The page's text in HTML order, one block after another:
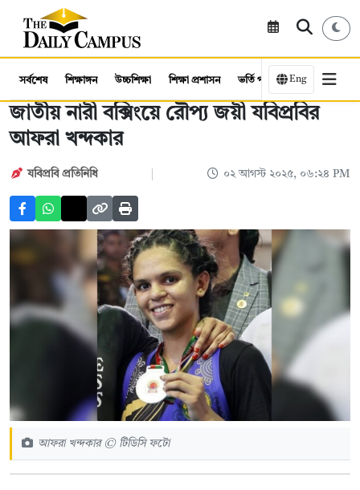
সর্বশেষ শিক্ষাঙ্গন উচ্চশিক্ষা শিক্ষা প্রশাসন ভর্তি পরীক্ষা কর্মসংস্থান
Eng
জাতীয় নারী বক্সিংয়ে রৌপ্য জয়ী যবিপ্রবির
আফরা খন্দকার
যবিপ্রবি প্রতিনিধি ০২ আগস্ট ২০২৫, ০৬:২৪ PM
আফরা খন্দকার © টিডিসি ফটো